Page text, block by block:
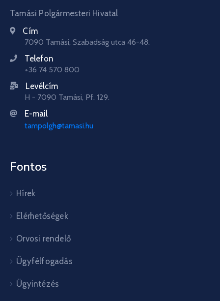
Tamási Polgármesteri Hivatal
Cím
7090 Tamási, Szabadság utca 46-48.
Telefon
+36 74 570 800
Levélcím
H - 7090 Tamási, Pf. 129.
E-mail
tampolgh@tamasi.hu
Fontos
Hírek
Elérhetőségek
Orvosi rendelő
Ügyfélfogadás
Ügyintézés